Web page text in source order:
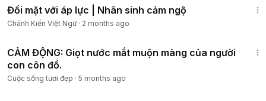
Cảm ơn quý vị đã lắng nghe, quan tâm, và đăng ký theo dõi
kênh radio Chánh Kiến:
Hoan nghênh quý vị ghé thăm các trang web và facebook
của chúng tôi tại:
» Fanpage:
https://www.facebook.com/ChanhKienNet
Đối mặt với áp lực | Nhân sinh cảm ngộ
Chánh Kiến Việt Ngữ· 2 months ago
CẢM ĐỘNG: Giọt nước mắt muộn màng của người
con côn đồ.
Cuộc sống tươi đẹp · 5 months ago